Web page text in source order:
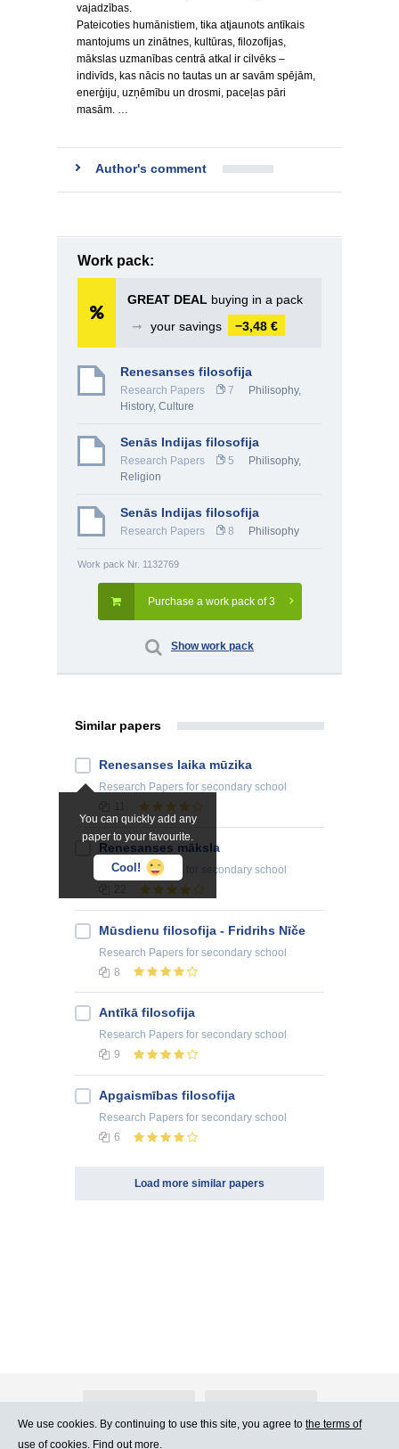
vajadzības.
Pateicoties humānistiem, tika atjaunots antīkais
mantojums un zinātnes, kultūras, filozofijas,
mākslas uzmanības centrā atkal ir cilvēks –
indivīds, kas nācis no tautas un ar savām spējām,
enerģiju, uzņēmību un drosmi, paceļas pāri
masām. …
Author's comment
Work pack:
GREAT DEAL buying in a pack
➞
your savings −3,48 €
Renesanses filosofija
Research Papers 7 Philisophy,
History, Culture
Senās Indijas filosofija
Research Papers 5 Philisophy,
Religion
Senās Indijas filosofija
Research Papers 8 Philisophy
Work pack Nr. 1132769
Purchase a work pack of 3
Show work pack
Similar papers
You can quickly add any
paper to your favourite.
Cool!
Renesanses laika mūzika
Research Papers for secondary school
Renesanses māksla
Research Papers
for secondary school
Mūsdienu filosofija - Fridrihs Nīče
Research Papers for secondary school
8
Antīkā filosofija
Research Papers for secondary school
9
Apgaismības filosofija
Research Papers for secondary school
6
Load more similar papers
We use cookies. By continuing to use this site, you agree to the terms of
use of cookies. Find out more.